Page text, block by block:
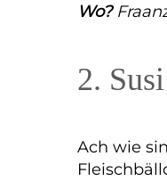
Wo?
2.
Ach wie